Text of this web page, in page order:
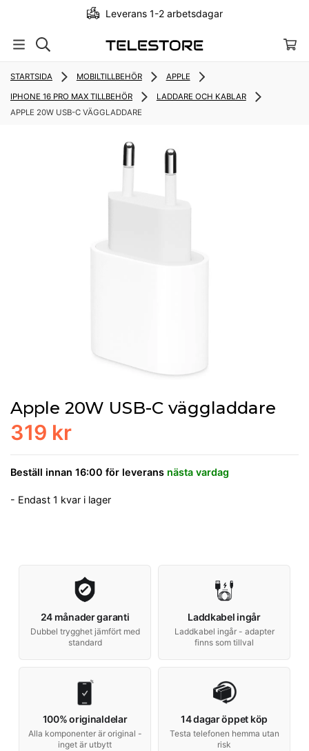
Leverans 1-2 arbetsdagar
STARTSIDA MOBILTILLBEHÖR APPLE
IPHONE 16 PRO MAX TILLBEHÖR
LADDARE OCH KABLAR
APPLE 20W USB-C VÄGGLADDARE
Apple 20W USB-C väggladdare
319 kr
Beställ innan 16:00 för leverans nästa vardag
- Endast 1 kvar i lager
24 månader garanti
Dubbel trygghet jämfört med
standard
Laddkabel ingår
Laddkabel ingår - adapter
finns som tillval
100% originaldelar
Alla komponenter är original -
inget är utbytt
14 dagar öppet köp
Testa telefonen hemma utan
risk